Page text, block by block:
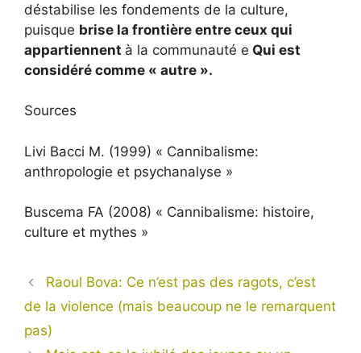
déstabilise les fondements de la culture,
puisque brise la frontière entre ceux qui
appartiennent à la communauté e Qui est
considéré comme « autre ».
Sources
Livi Bacci M. (1999) « Cannibalisme:
anthropologie et psychanalyse »
Buscema FA (2008) « Cannibalisme: histoire,
culture et mythes »
Raoul Bova: Ce n’est pas des ragots, c’est
de la violence (mais beaucoup ne le remarquent
pas)